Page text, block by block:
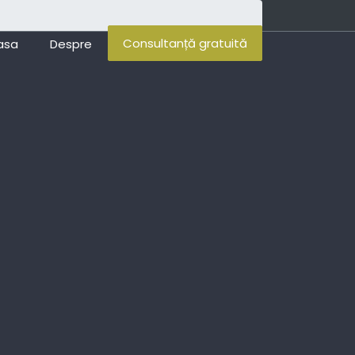
Despre Consultanță gratuită